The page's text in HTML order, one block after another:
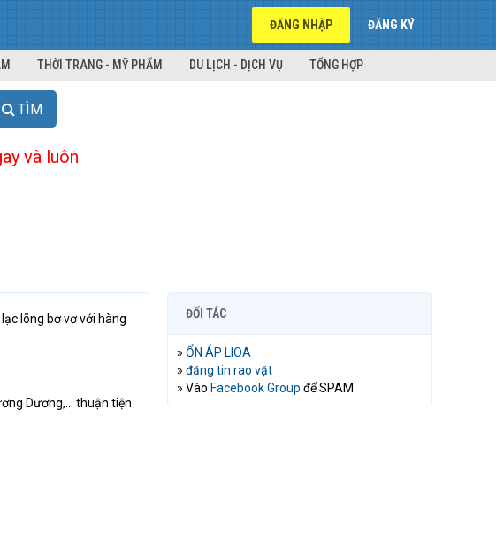
ĐĂNG NHẬP ĐĂNG KÝ
THỜI TRANG - MỸ PHẨM DU LỊCH - DỊCH VỤ TỔNG HỢP
TÌM
và luôn
lõng bơ vơ với hàng
Dương,… thuận tiện
ĐỐI TÁC
» ỔN ÁP LIOA
» đăng tin rao vặt
» Vào Facebook Group để SPAM